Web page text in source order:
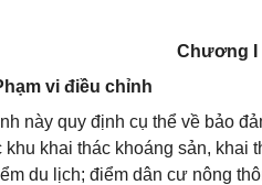
Chương I
vi điều chỉnh
này quy định cụ thể về bảo
khu khai thác khoáng sản, khai
du lịch; điểm dân cư nông